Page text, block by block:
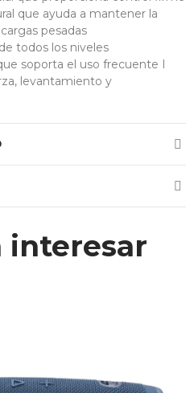
que ayuda a mantener la
pesadas
todos los niveles
soporta el uso frecuente I
levantamiento y
interesar